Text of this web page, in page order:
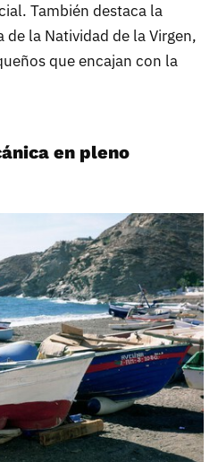
También destaca la
de la Natividad de la Virgen,
que encajan con la
en pleno